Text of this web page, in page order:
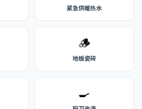
紧急供暖热水
🪵
地板瓷砖
🍳